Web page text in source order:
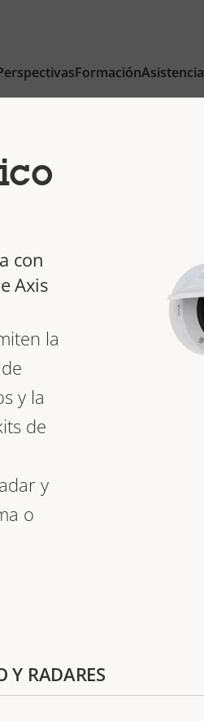
FormaciónAsistencia
con
Axis
la
y la
de
y
o
Y RADARES